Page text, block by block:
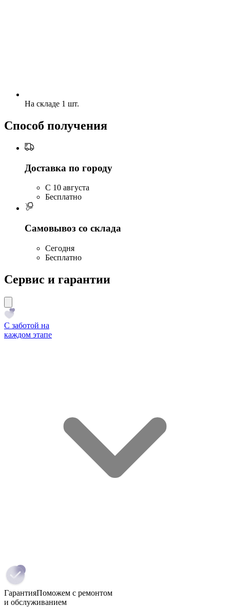
На складе 1 шт.
Способ получения
Доставка по городу
C 10 августа
Бесплатно
Самовывоз со склада
Сегодня
Бесплатно
Сервис и гарантии
С заботой на
каждом этапе
ГарантияПоможем с ремонтом
и обслуживанием